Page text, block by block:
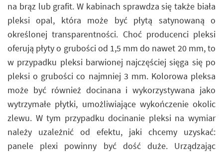
na brąz lub grafit. W kabinach sprawdza się także biała
pleksi opal, która może być płytą satynowaną o
określonej transparentności. Choć producenci pleksi
oferują płyty o grubości od 1,5 mm do nawet 20 mm, to
w przypadku pleksi barwionej najczęściej sięga się po
pleksi o grubości co najmniej 3 mm. Kolorowa pleksa
może być również docinana i wykorzystywana jako
wytrzymałe płytki, umożliwiające wykończenie okolic
zlewu. W tym przypadku docinanie pleksi na wymiar
należy uzależnić od efektu, jaki chcemy uzyskać:
panele plexi powinny być dość duże. Urządzając